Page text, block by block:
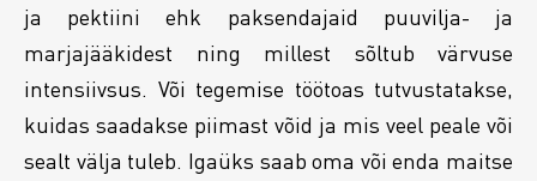
ja pektiini ehk paksendajaid puuvilja- ja
marjajääkidest ning millest sõltub värvuse
intensiivsus. Või tegemise töötoas tutvustatakse,
kuidas saadakse piimast võid ja mis veel peale või
sealt välja tuleb. Igaüks saab oma või enda maitse